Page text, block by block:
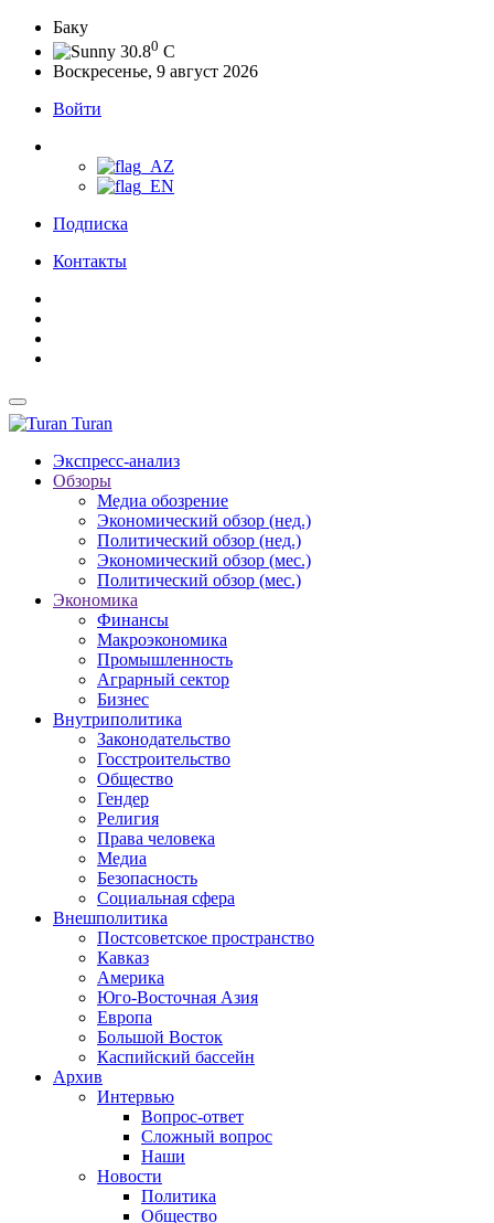
Баку
30.80 C
Воскресенье, 9 август 2026
Войти
Подписка
Контакты
Turan
Экспресс-анализ
Обзоры
Медиа обозрение
Экономический обзор (нед.)
Политический обзор (нед.)
Экономический обзор (мес.)
Политический обзор (мес.)
Экономика
Финансы
Макроэкономика
Промышленность
Аграрный сектор
Бизнес
Внутриполитика
Законодательство
Госстроительство
Общество
Гендер
Религия
Права человека
Медиа
Безопасность
Социальная сфера
Внешполитика
Постсоветское пространство
Кавказ
Америка
Юго-Восточная Азия
Европа
Большой Восток
Каспийский бассейн
Архив
Интервью
Вопрос-ответ
Сложный вопрос
Наши
Новости
Политика
Общество